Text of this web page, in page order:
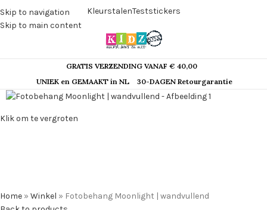
Skip to navigation
Skip to main content
KleurstalenTeststickers
GRATIS VERZENDING VANAF € 40,00
UNIEK en GEMAAKT in NL
30-DAGEN Retourgarantie
Klik om te vergroten
Home » Winkel » Fotobehang Moonlight | wandvullend